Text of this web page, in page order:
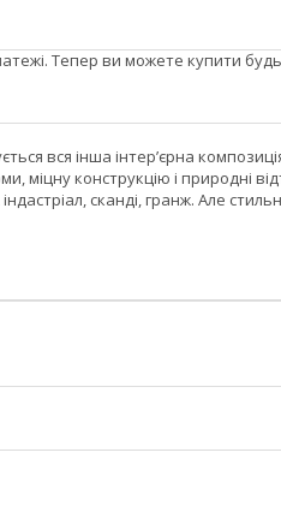
Тепер ви можете купити
вся інша інтер’єрна
міцну конструкцію і природні
сканді, гранж. Але